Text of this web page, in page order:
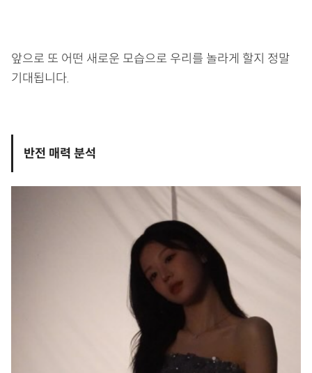
앞으로 또 어떤 새로운 모습으로 우리를 놀라게 할지 정말
기대됩니다.
반전 매력 분석